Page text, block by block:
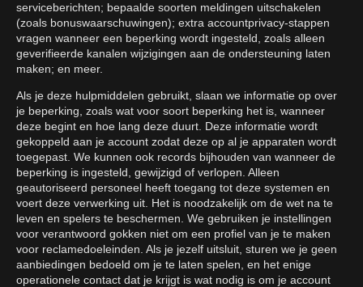
serviceberichten; bepaalde soorten meldingen uitschakelen
(zoals bonuswaarschuwingen); extra accountprivacy-stappen
vragen wanneer een beperking wordt ingesteld, zoals alleen
geverifieerde kanalen wijzigingen aan de ondersteuning laten
maken; en meer.
Als je deze hulpmiddelen gebruikt, slaan we informatie op over
je beperking, zoals wat voor soort beperking het is, wanneer
deze begint en hoe lang deze duurt. Deze informatie wordt
gekoppeld aan je account zodat deze op al je apparaten wordt
toegepast. We kunnen ook records bijhouden van wanneer de
beperking is ingesteld, gewijzigd of verlopen. Alleen
geautoriseerd personeel heeft toegang tot deze systemen en
voert deze verwerking uit. Het is noodzakelijk om de wet na te
leven en spelers te beschermen. We gebruiken je instellingen
voor verantwoord gokken niet om een profiel van je te maken
voor reclamedoeleinden. Als je jezelf uitsluit, sturen we je geen
aanbiedingen bedoeld om je te laten spelen, en het enige
operationele contact dat je krijgt is wat nodig is om je account